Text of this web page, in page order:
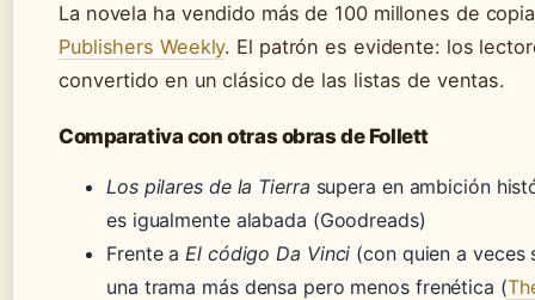
La novela ha vendido más de 100 millones de
Publishers Weekly. El patrón es evidente: los
convertido en un clásico de las listas de ventas.
Comparativa con otras obras de Follett
Los pilares de la Tierra supera en ambición
es igualmente alabada (Goodreads)
Frente aEl código Da Vinci (con quien a veces
una trama más densa pero menos frenética (